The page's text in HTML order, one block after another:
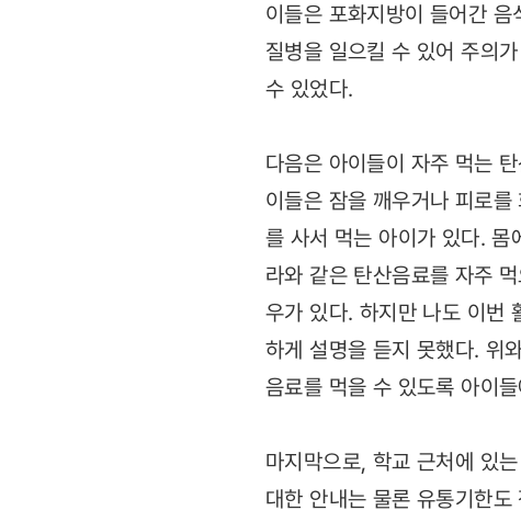
이들은 포화지방이 들어간
질병을 일으킬 수 있어 주의
수 있었다.
다음은 아이들이 자주 먹는
이들은 잠을 깨우거나 피로
를 사서 먹는 아이가 있다. 몸
라와 같은 탄산음료를 자주
우가 있다. 하지만 나도 이번
하게 설명을 듣지 못했다. 위
음료를 먹을 수 있도록 아이
마지막으로, 학교 근처에 있
대한 안내는 물론 유통기한